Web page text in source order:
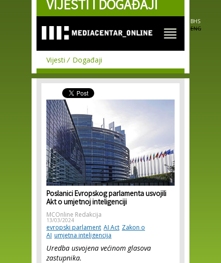
Skip to
main
VIJESTI I DOGAĐAJI
BHS
ENG
Vijesti Događaji
Poslanici Evropskog parlamenta usvojili
Akt o umjetnoj inteligenciji
MCOnline Redakcija
13/03/2024
evropski parlament AI Act Zakon o
AI umjetna inteligencija
Uredba usvojena većinom glasova
zastupnika.